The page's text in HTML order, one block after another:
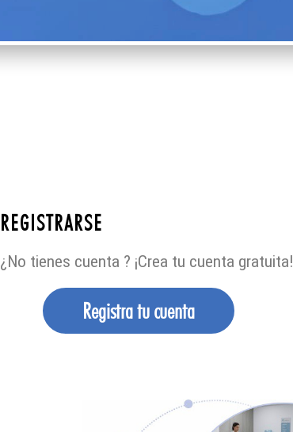
REGISTRARSE
¿No tienes cuenta ? ¡Crea tu cuenta gratuita!
Registra tu cuenta